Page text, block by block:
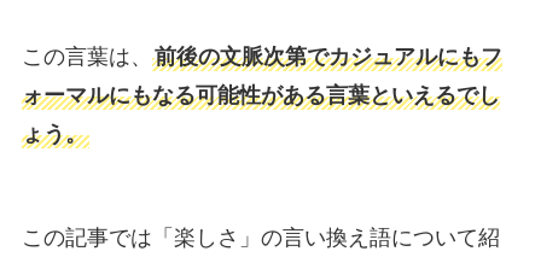
この言葉は、 前後の文脈次第でカジュアルにもフ
ォーマルにもなる可能性がある言葉といえるでし
ょう。
この記事では「楽しさ」の言い換え語について紹